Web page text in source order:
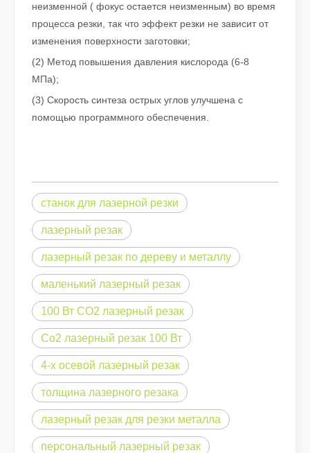
Дорого ли устройство для лазерной сварки? Как купить экономически выгодный?
В современном производстве и проектировании точность и
неизменной ( фокус остается неизменным) во время
процесса резки, так что эффект резки не зависит от
изменения поверхности заготовки;
(2) Метод повышения давления кислорода (6-8
МПа);
(3) Скорость синтеза острых углов улучшена с
помощью программного обеспечения.
станок для лазерной резки
лазерный резак
лазерный резак по дереву и металлу
маленький лазерный резак
100 Вт СО2 лазерный резак
Co2 лазерный резак 100 Вт
4-х осевой лазерный резак
толщина лазерного резака
лазерный резак для резки металла
персональный лазерный резак